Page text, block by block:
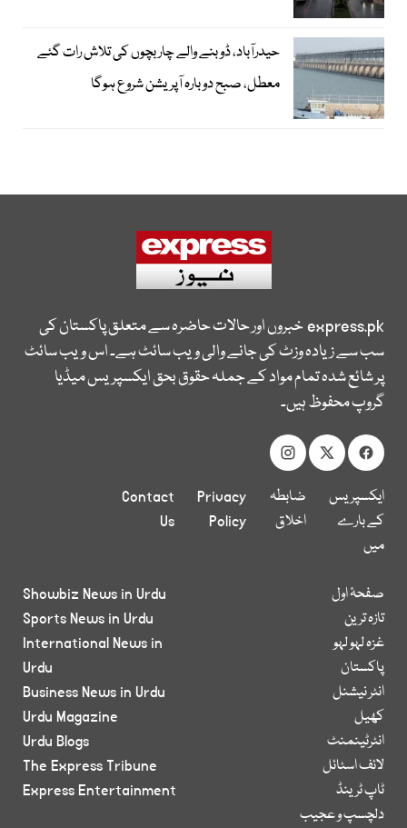
حیدرآباد، ڈوبنے والے چار بچوں کی تلاش رات گئے
معطل، صبح دوبارہ آپریشن شروع ہوگا
express.pkخبروں اور حالات حاضرہ سے متعلق پاکستان کی
سب سے زیادہ وزٹ کی جانے والی ویب سائٹ ہے۔ اس ویب سائٹ
پر شائع شدہ تمام مواد کے جملہ حقوق بحق ایکسپریس میڈیا
گروپ محفوظ ہیں۔
ایکسپریس
کے بارے
میں
ضابطہ
اخلاق
Privacy
Policy
Contact
Us
صفحۂ اول
تازہ ترین
غزہ لہو لہو
پاکستان
انٹر نیشنل
کھیل
انٹرٹینمنٹ
لائف اسٹائل
ٹاپ ٹرینڈ
دلچسپ و عجیب
Showbiz News in Urdu
Sports News in Urdu
International News in
Urdu
Business News in Urdu
Urdu Magazine
Urdu Blogs
The Express Tribune
Express Entertainment